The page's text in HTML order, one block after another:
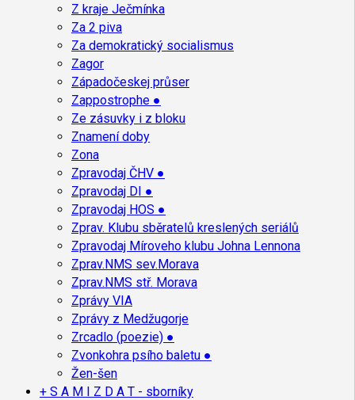
Z kraje Ječmínka
Za 2 piva
Za demokratický socialismus
Zagor
Západočeskej průser
Zappostrophe ●
Ze zásuvky i z bloku
Znamení doby
Zona
Zpravodaj ČHV ●
Zpravodaj DI ●
Zpravodaj HOS ●
Zprav. Klubu sběratelů kreslených seriálů
Zpravodaj Míroveho klubu Johna Lennona
Zprav.NMS sev.Morava
Zprav.NMS stř. Morava
Zprávy VIA
Zprávy z Medžugorje
Zrcadlo (poezie) ●
Zvonkohra psího baletu ●
Žen-šen
+ S A M I Z D A T - sborníky